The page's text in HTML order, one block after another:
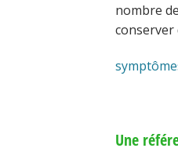
nombre
conserver
Une